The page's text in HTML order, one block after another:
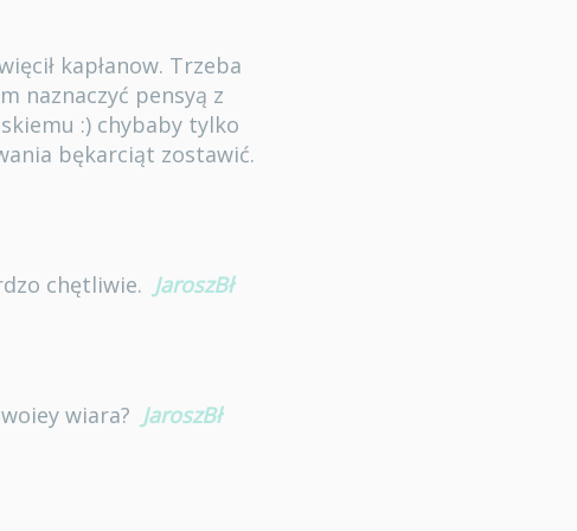
kapłanow. Trzeba
naznaczyć pensyą z
:) chybaby tylko
bękarciąt zostawić.
chętliwie. JaroszBł
wiara? JaroszBł